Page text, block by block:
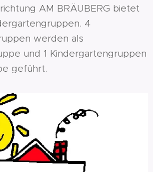
AM BRÄUBERG bietet
4
werden als
und 1 Kindergartengruppen
geführt.